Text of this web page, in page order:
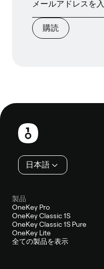
購読
フ
日本語
製品
OneKey Pro
OneKey Classic 1S
OneKey Classic 1S Pure
OneKey Lite
全ての製品を表示